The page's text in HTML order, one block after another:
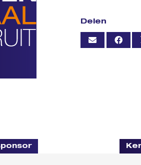
Delen